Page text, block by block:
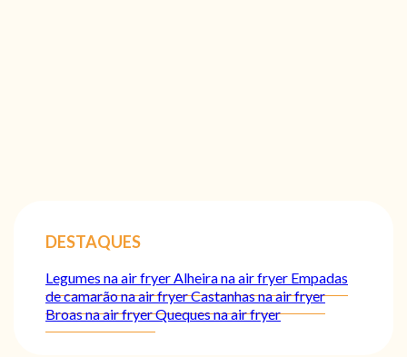
DESTAQUES
Legumes na air fryerAlheira na air fryer Empadas
de camarão na air fryerCastanhas na air fryer
Broas na air fryerQueques na air fryer